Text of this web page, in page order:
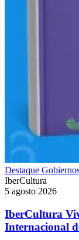
Destaque
IberCultura
5 agosto 2026
IberCultura
Internacional